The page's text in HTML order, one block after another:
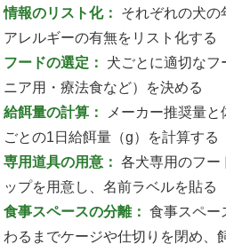
情報のリスト化：
それぞれの犬の
アレルギーの有無をリスト化する
フードの選定：
犬ごとに適切なフ
ニア用・療法食など）を決める
給餌量の計算：
メーカー推奨量
ごとの1日給餌量（g）を計算する
専用道具の用意： 各犬専用のフー
ップを用意し、名前ラベルを貼る
食事スペースの分離： 食事スペー
わるまでケージや仕切りを閉め、